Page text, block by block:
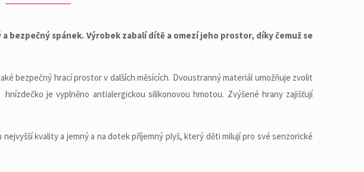
bezpečný spánek. Výrobek zabalí dítě a omezí jeho prostor, díky čemuž se
bezpečný hrací prostor v dalších měsících. Dvoustranný materiál umožňuje zvolit
je vyplněno antialergickou silikonovou hmotou. Zvýšené hrany zajišťují
kvality a jemný a na dotek příjemný plyš, který děti milují pro své senzorické